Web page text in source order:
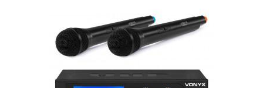
DISCO / DJ PARTY / RADIO▼